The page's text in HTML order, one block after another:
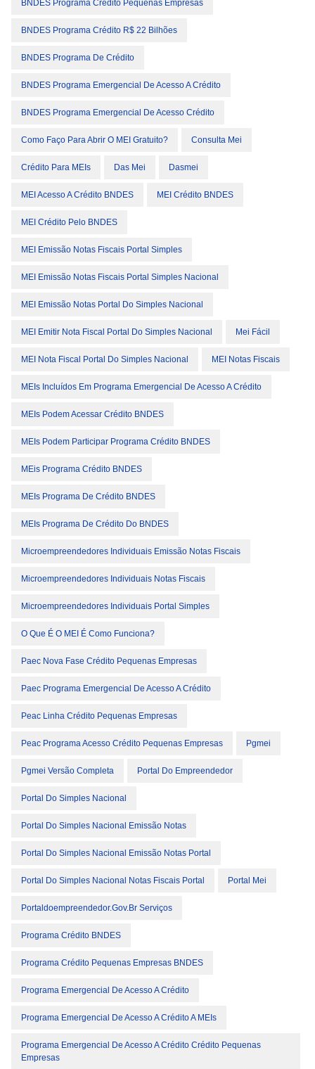
BNDES Programa Crédito Pequenas Empresas
BNDES Programa Crédito R$ 22 Bilhões
BNDES Programa De Crédito
BNDES Programa Emergencial De Acesso A Crédito
BNDES Programa Emergencial De Acesso Crédito
Como Faço Para Abrir O MEI Gratuito? Consulta Mei
Crédito Para MEIs Das Mei Dasmei
MEI Acesso A Crédito BNDES MEI Crédito BNDES
MEI Crédito Pelo BNDES
MEI Emissão Notas Fiscais Portal Simples
MEI Emissão Notas Fiscais Portal Simples Nacional
MEI Emissão Notas Portal Do Simples Nacional
MEI Emitir Nota Fiscal Portal Do Simples Nacional Mei Fácil
MEI Nota Fiscal Portal Do Simples Nacional MEI Notas Fiscais
MEIs Incluídos Em Programa Emergencial De Acesso A Crédito
MEIs Podem Acessar Crédito BNDES
MEIs Podem Participar Programa Crédito BNDES
MEis Programa Crédito BNDES
MEIs Programa De Crédito BNDES
MEIs Programa De Crédito Do BNDES
Microempreendedores Individuais Emissão Notas Fiscais
Microempreendedores Individuais Notas Fiscais
Microempreendedores Individuais Portal Simples
O Que É O MEI É Como Funciona?
Paec Nova Fase Crédito Pequenas Empresas
Paec Programa Emergencial De Acesso A Crédito
Peac Linha Crédito Pequenas Empresas
Peac Programa Acesso Crédito Pequenas Empresas Pgmei
Pgmei Versão Completa Portal Do Empreendedor
Portal Do Simples Nacional
Portal Do Simples Nacional Emissão Notas
Portal Do Simples Nacional Emissão Notas Portal
Portal Do Simples Nacional Notas Fiscais Portal Portal Mei
Portaldoempreendedor.gov.br Serviços
Programa Crédito BNDES
Programa Crédito Pequenas Empresas BNDES
Programa Emergencial De Acesso A Crédito
Programa Emergencial De Acesso A Crédito A MEIs
Programa Emergencial De Acesso A Crédito Crédito Pequenas
Empresas